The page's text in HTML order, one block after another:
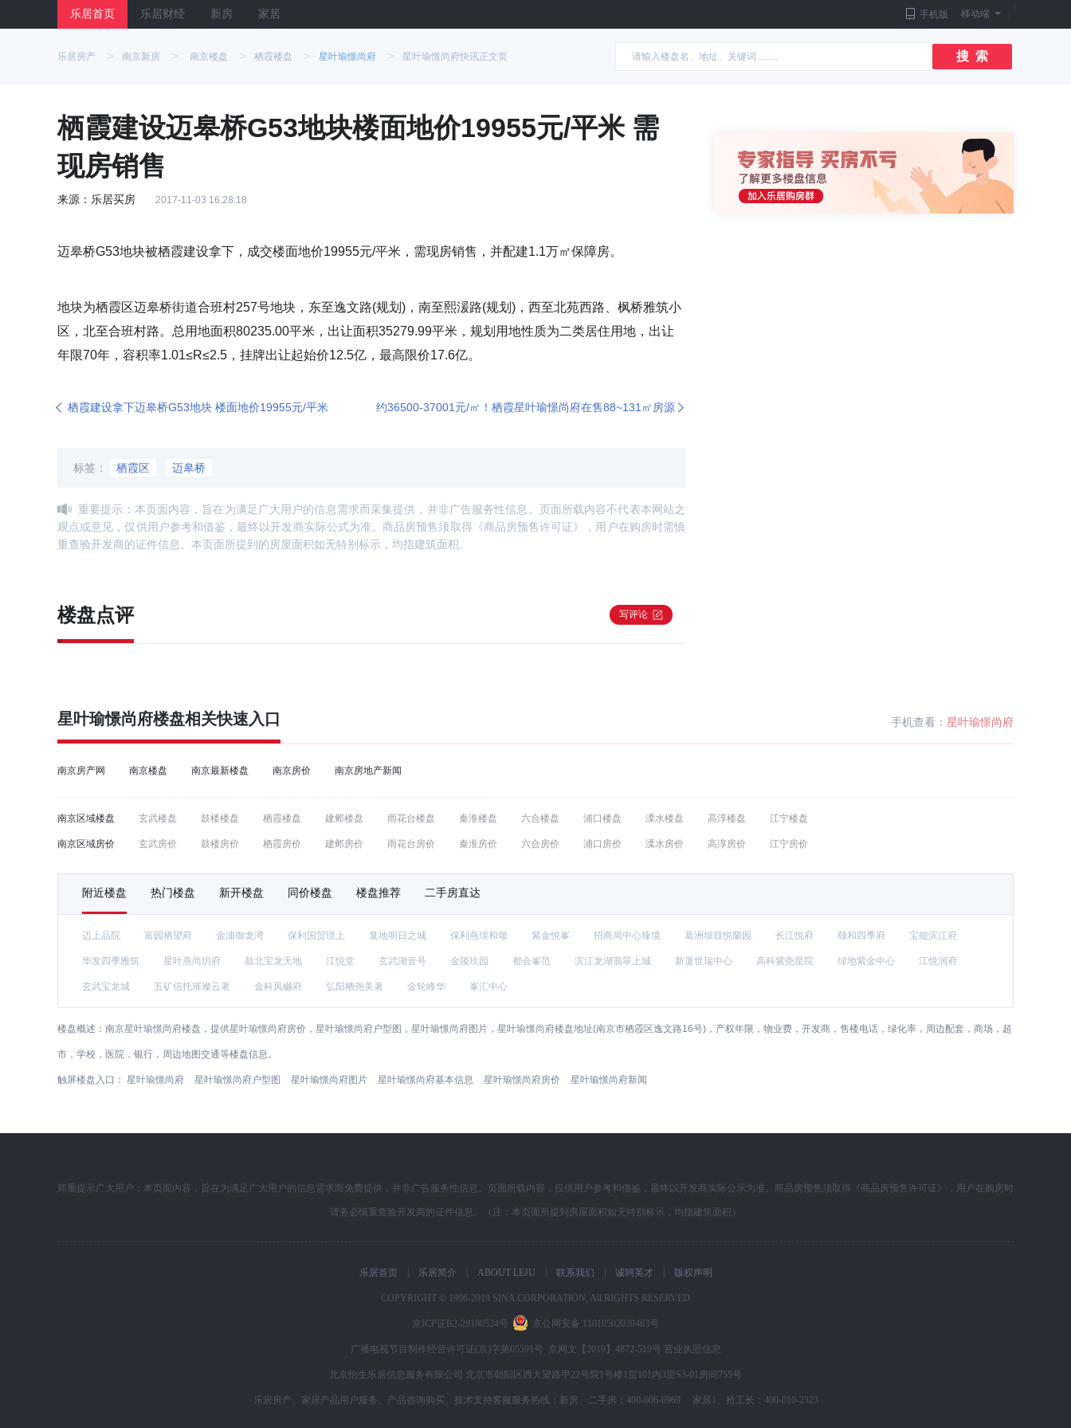
乐居首页 乐居财经 新房 家居 手机版 移动端
乐居房产 > 南京新房 > 南京楼盘 > 栖霞楼盘 > 星叶瑜憬尚府 > 星叶瑜憬尚府快讯正文页 搜 索
栖霞建设迈皋桥G53地块楼面地价19955元/平米 需
现房销售
来源：乐居买房 2017-11-03 16:28:18
迈皋桥G53地块被栖霞建设拿下，成交楼面地价19955元/平米，需现房销售，并配建1.1万㎡保障房。
地块为栖霞区迈皋桥街道合班村257号地块，东至逸文路(规划)，南至熙湲路(规划)，西至北苑西路、枫桥雅筑小
区，北至合班村路。总用地面积80235.00平米，出让面积35279.99平米，规划用地性质为二类居住用地，出让
年限70年，容积率1.01≤R≤2.5，挂牌出让起始价12.5亿，最高限价17.6亿。
栖霞建设拿下迈皋桥G53地块 楼面地价19955元/平米 约36500-37001元/㎡！栖霞星叶瑜憬尚府在售88~131㎡房源
标签： 栖霞区 迈皋桥
重要提示：本页面内容，旨在为满足广大用户的信息需求而采集提供，并非广告服务性信息。页面所载内容不代表本网站之
观点或意见，仅供用户参考和借鉴，最终以开发商实际公式为准。商品房预售须取得《商品房预售许可证》，用户在购房时需慎
重查验开发商的证件信息。本页面所提到的房屋面积如无特别标示，均指建筑面积。
楼盘点评 写评论
星叶瑜憬尚府楼盘相关快速入口 手机查看： 星叶瑜憬尚府
南京房产网 南京楼盘 南京最新楼盘 南京房价 南京房地产新闻
南京区域楼盘 玄武楼盘 鼓楼楼盘 栖霞楼盘 建邺楼盘 雨花台楼盘 秦淮楼盘 六合楼盘 浦口楼盘 溧水楼盘 高淳楼盘 江宁楼盘
南京区域房价 玄武房价 鼓楼房价 栖霞房价 建邺房价 雨花台房价 秦淮房价 六合房价 浦口房价 溧水房价 高淳房价 江宁房价
附近楼盘 热门楼盘 新开楼盘 同价楼盘 楼盘推荐 二手房直达
迈上品院 富园栖望府 金浦御龙湾 保利国贸璟上 复地明日之城 保利燕璟和颂 紫金悦峯 招商局中心臻境 葛洲坝鼓悦蘭园 长江悦府 颐和四季府 宝能滨江府
华发四季雅筑 星叶燕尚玥府 鼓北宝龙天地 江悦堂 玄武湖壹号 金陵玖园 都会峯范 滨江龙湖翡翠上城 新厦世瑞中心 高科紫尧星院 绿地紫金中心 江悦润府
玄武宝龙城 五矿信托璀璨云著 金科凤樾府 弘阳栖尧美著 金轮峰华 峯汇中心
楼盘概述： 南京星叶瑜憬尚府楼盘，提供星叶瑜憬尚府房价，星叶瑜憬尚府户型图，星叶瑜憬尚府图片，星叶瑜憬尚府楼盘地址(南京市栖霞区逸文路16号)，产权年限，物业费，开发商，售楼电话，绿化率，周边配套，商场，超
市，学校，医院，银行，周边地图交通等楼盘信息。
触屏楼盘入口： 星叶瑜憬尚府 星叶瑜憬尚府户型图 星叶瑜憬尚府图片 星叶瑜憬尚府基本信息 星叶瑜憬尚府房价 星叶瑜憬尚府新闻
郑重提示广大用户：本页面内容，旨在为满足广大用户的信息需求而免费提供，并非广告服务性信息。页面所载内容，仅供用户参考和借鉴，最终以开发商实际公示为准。商品房预售须取得《商品房预售许可证》，用户在购房时
请务必慎重查验开发商的证件信息。（注：本页面所提到房屋面积如无特别标示，均指建筑面积）
乐居首页 乐居简介 ABOUT LEJU 联系我们 诚聘英才 版权声明
COPYRIGHT © 1996-2019 SINA CORPORATION, All RIGHTS RESERVED
京ICP证B2-20180524号 京公网安备 11010502039463号
广播电视节目制作经营许可证(京)字第05591号 京网文【2019】4872-519号 营业执照信息
北京怡生乐居信息服务有限公司 北京市朝阳区西大望路甲22号院1号楼1层101内3层S3-01房间755号
乐居房产、家居产品用户服务、产品咨询购买、技术支持客服服务热线：新房、二手房：400-606-6969 家居1、抢工长：400-010-2323